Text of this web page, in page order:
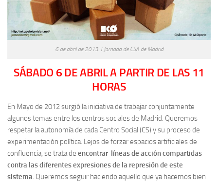
6 de abril de 2013. I Jornada de CSA de Madrid
SÁBADO 6 DE ABRIL A PARTIR DE LAS 11
HORAS
En Mayo de 2012 surgió la iniciativa de trabajar conjuntamente
algunos temas entre los centros sociales de Madrid. Queremos
respetar la autonomía de cada Centro Social (CS) y su proceso de
experimentación política. Lejos de forzar espacios artificiales de
confluencia, se trata de encontrar líneas de acción compartidas
contra las diferentes expresiones de la represión de este
sistema . Queremos seguir haciendo aquello que ya hacemos bien